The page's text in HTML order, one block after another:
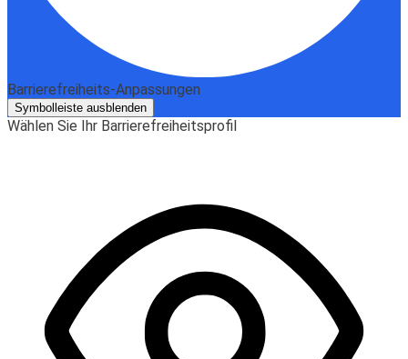
Barrierefreiheits-Anpassungen
Symbolleiste ausblenden
Wählen Sie Ihr Barrierefreiheitsprofil